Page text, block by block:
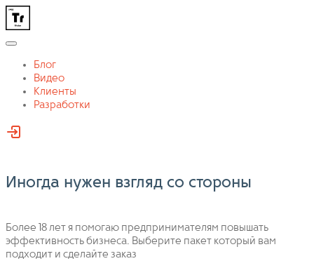
Блог
Видео
Клиенты
Разработки
Иногда нужен взгляд со стороны
Более 18 лет я помогаю предпринимателям повышать
эффективность бизнеса. Выберите пакет который вам
подходит и сделайте заказ